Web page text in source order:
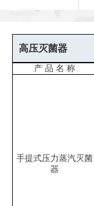
高压灭菌器
产 品 名 称
手提式压力蒸汽灭菌
器